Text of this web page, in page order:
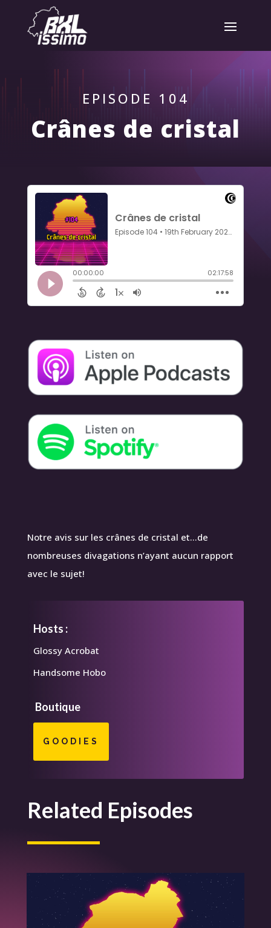
EPISODE 104
Crânes de cristal
Notre avis sur les crânes de cristal et…de
nombreuses divagations n’ayant aucun rapport
avec le sujet!
Hosts :
Glossy Acrobat
Handsome Hobo
Boutique
GOODIES
Related Episodes